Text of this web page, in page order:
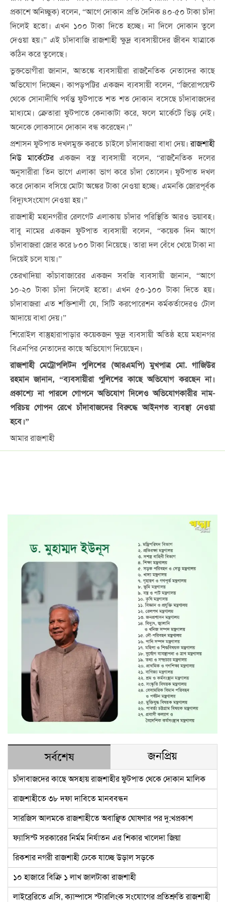
প্রকাশে অনিচ্ছুক) বলেন, “আগে দোকান প্রতি দৈনিক ৪০-৫০ টাকা চাঁদা
দিলেই হতো। এখন ১০০ টাকা দিতে হচ্ছে। না দিলে দোকান তুলে
দেওয়া হয়।” এই চাঁদাবাজি রাজশাহী ক্ষুদ্র ব্যবসায়ীদের জীবন যাত্রাকে
কঠিন করে তুলেছে।
ভুক্তভোগীরা জানান, আতঙ্কে ব্যবসায়ীরা রাজনৈতিক নেতাদের কাছে
অভিযোগ দিচ্ছেন। কাপড়পট্টির একজন ব্যবসায়ী বলেন, “জিরোপয়েন্ট
থেকে সোনাদীঘি পর্যন্ত ফুটপাতে শত শত দোকান বসেছে চাঁদাবাজদের
মাধ্যমে। ক্রেতারা ফুটপাতে কেনাকাটা করে, ফলে মার্কেটে ভিড় নেই।
অনেকে লোকসানে দোকান বন্ধ করেছেন।”
প্রশাসন ফুটপাত দখলমুক্ত করতে চাইলে চাঁদাবাজরা বাধা দেয়।রাজশাহী
নিউ মার্কেটেরএকজন বস্ত্র ব্যবসায়ী বলেন, “রাজনৈতিক দলের
অনুসারীরা তিন ভাগে এলাকা ভাগ করে চাঁদা তোলেন। ফুটপাত দখল
করে দোকান বসিয়ে মোটা অঙ্কের টাকা নেওয়া হচ্ছে। এমনকি জোরপূর্বক
বিদ্যুত্সংযোগ নেওয়া হয়।”
রাজশাহী মহানগরীর রেলগেট এলাকায় চাঁদার পরিস্থিতি আরও ভয়াবহ।
বাবু নামের একজন ফুটপাত ব্যবসায়ী বলেন, “কয়েক দিন আগে
চাঁদাবাজরা জোর করে ৮০০ টাকা নিয়েছে। তারা দল বেঁধে খেয়ে টাকা না
দিয়েই চলে যায়।”
তেরখাদিয়া কাঁচাবাজারের একজন সবজি ব্যবসায়ী জানান, “আগে
১০-২০ টাকা চাঁদা দিলেই হতো। এখন ৫০-১০০ টাকা দিতে হয়।
চাঁদাবাজরা এত শক্তিশালী যে, সিটি করপোরেশন কর্মকর্তাদেরও টোল
আদায়ে বাধা দেয়।”
শিরোইল বাস্তুহারাপাড়ার কয়েকজন ক্ষুদ্র ব্যবসায়ী অতিষ্ঠ হয়ে মহানগর
বিএনপির নেতাদের কাছে অভিযোগ দিয়েছেন।
রাজশাহী মেট্রোপলিটন পুলিশের (আরএমপি) মুখপাত্র মো. গাজিউর
রহমান জানান, “ব্যবসায়ীরা পুলিশের কাছে অভিযোগ করছেন না।
প্রকাশ্যে না পারলে গোপনে অভিযোগ দিলেও অভিযোগকারীর নাম-
পরিচয় গোপন রেখে চাঁদাবাজদের বিরুদ্ধে আইনগত ব্যবস্থা নেওয়া
হবে।”
আমার রাজশাহী
সর্বশেষ জনপ্রিয়
চাঁদাবাজদের কাছে অসহায় রাজশাহীর ফুটপাত থেকে দোকান মালিক
রাজশাহীতে ৩৮ দফা দাবিতে মানববন্ধন
সারজিস আলমকে রাজশাহীতে অবাঞ্ছিত ঘোষণার পর দু:খপ্রকাশ
ফ্যাসিস্ট সরকারের নির্মম নির্যাতন এর শিকার খালেদা জিয়া
রিকশার নগরী রাজশাহী ঢেকে যাচ্ছে উড়াল সড়কে
১০ হাজারে বিক্রি ১ লাখ জালটাকা রাজশাহী
লাইব্রেরিতে এসি, ক্যাম্পাসে স্টারলিংক সংযোগের প্রতিশ্রুতি রাজশাহী